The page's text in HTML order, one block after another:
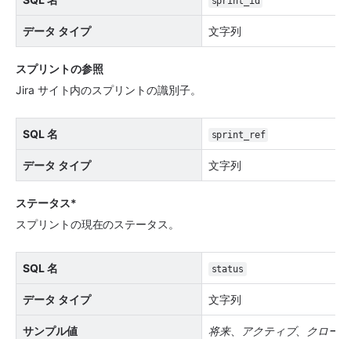
データ タイプ 文字列
スプリントの参照
Jira サイト内のスプリントの識別子。
SQL 名 sprint_ref
データ タイプ 文字列
ステータス*
スプリントの現在のステータス。
SQL 名 status
データ タイプ 文字列
サンプル値 将来、 アクティブ、 クローズ